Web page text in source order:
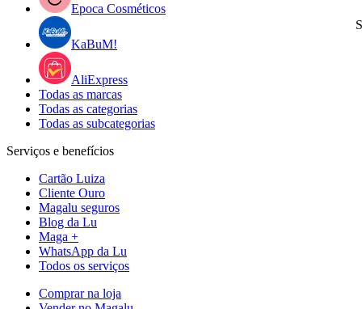
Epoca Cosméticos
KaBuM!
AliExpress
Todas as marcas
Todas as categorias
Todas as subcategorias
Serviços e benefícios
Cartão Luiza
Cliente Ouro
Magalu seguros
Blog da Lu
Maga +
WhatsApp da Lu
Todos os serviços
Comprar na loja